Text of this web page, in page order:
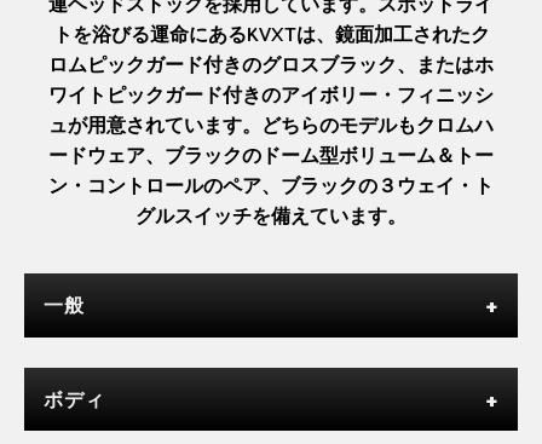
トを浴びる運命にあるKVXTは、鏡面加工されたク
ロムピックガード付きのグロスブラック、またはホ
ワイトピックガード付きのアイボリー・フィニッシ
ュが用意されています。どちらのモデルもクロムハ
ードウェア、ブラックのドーム型ボリューム＆トー
ン・コントロールのペア、ブラックの３ウェイ・ト
グルスイッチを備えています。
一般
ボディ